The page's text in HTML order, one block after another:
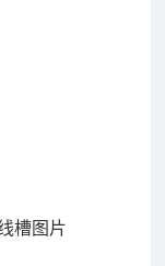
槽图片